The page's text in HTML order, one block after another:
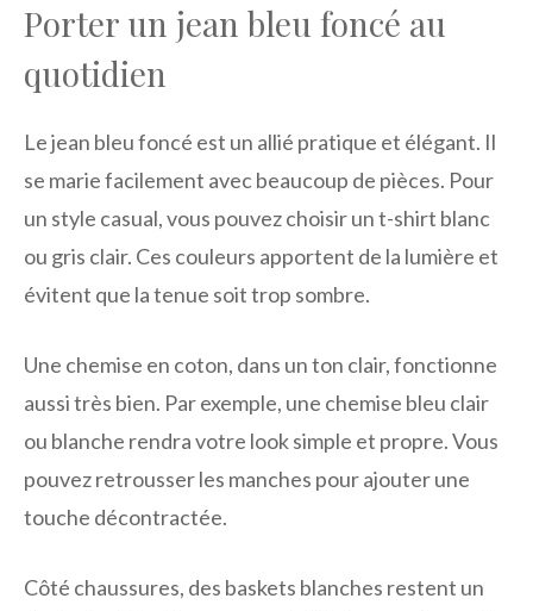
Porter un jean bleu foncé au
quotidien
Le jean bleu foncé est un allié pratique et élégant. Il
se marie facilement avec beaucoup de pièces. Pour
un style casual, vous pouvez choisir un t-shirt blanc
ou gris clair. Ces couleurs apportent de la lumière et
évitent que la tenue soit trop sombre.
Une chemise en coton, dans un ton clair, fonctionne
aussi très bien. Par exemple, une chemise bleu clair
ou blanche rendra votre look simple et propre. Vous
pouvez retrousser les manches pour ajouter une
touche décontractée.
Côté chaussures, des baskets blanches restent un